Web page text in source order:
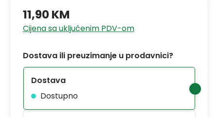
11,90 KM
Cijena sa uključenim PDV-om
Dostava ili preuzimanje u prodavnici?
Dostava
Dostupno